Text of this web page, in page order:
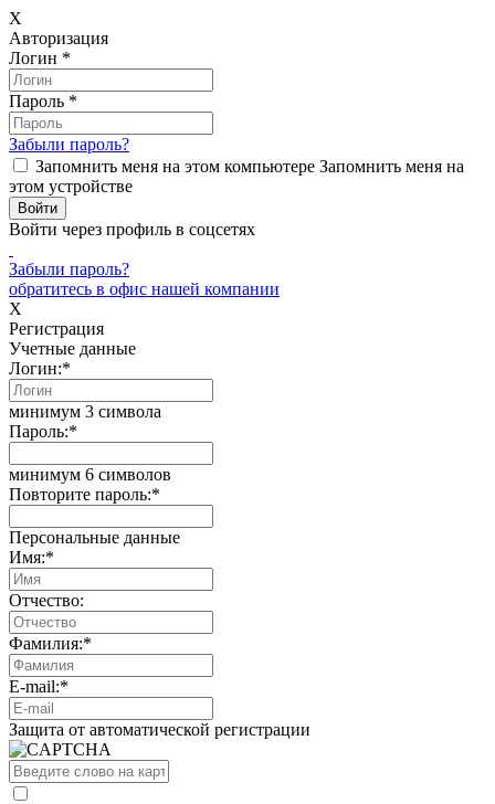
X
Авторизация
Логин *
Пароль *
Забыли пароль?
Запомнить меня на этом компьютере Запомнить меня на
этом устройстве
Войти через профиль в соцсетях
Забыли пароль?
обратитесь в офис нашей компании
X
Регистрация
Учетные данные
Логин:*
минимум 3 символа
Пароль:*
минимум 6 символов
Повторите пароль:*
Персональные данные
Имя:*
Отчество:
Фамилия:*
E-mail:*
Защита от автоматической регистрации